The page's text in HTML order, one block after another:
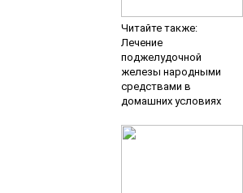
Читайте также:
Лечение
поджелудочной
железы народными
средствами в
домашних условиях